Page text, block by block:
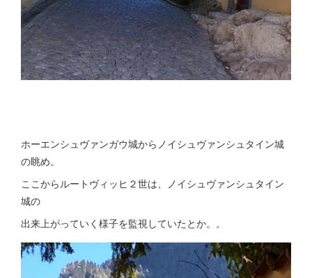
ホーエンシュヴァンガウ城からノイシュヴァンシュタイン城
の眺め。
ここからルートヴィッヒ２世は、ノイシュヴァンシュタイン
城の
出来上がっていく様子を監視していたとか。。